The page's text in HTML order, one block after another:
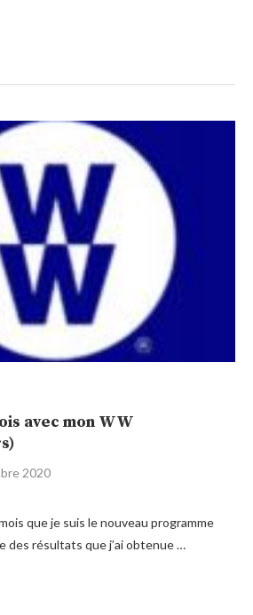
avec mon WW
2020
que je suis le nouveau programme
des résultats que j’ai obtenue …